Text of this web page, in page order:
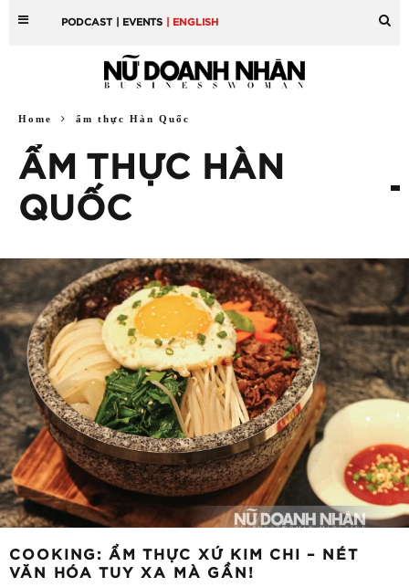
PODCAST | EVENTS | ENGLISH
Home ẩm thực Hàn Quốc
ẨM THỰC HÀN
QUỐC
COOKING: ẨM THỰC XỨ KIM CHI – NÉT
VĂN HÓA TUY XA MÀ GẦN!